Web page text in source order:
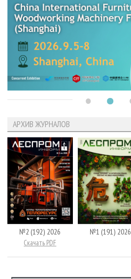
АРХИВ ЖУРНАЛОВ
№2 (192) 2026
Скачать PDF
№1 (191) 2026